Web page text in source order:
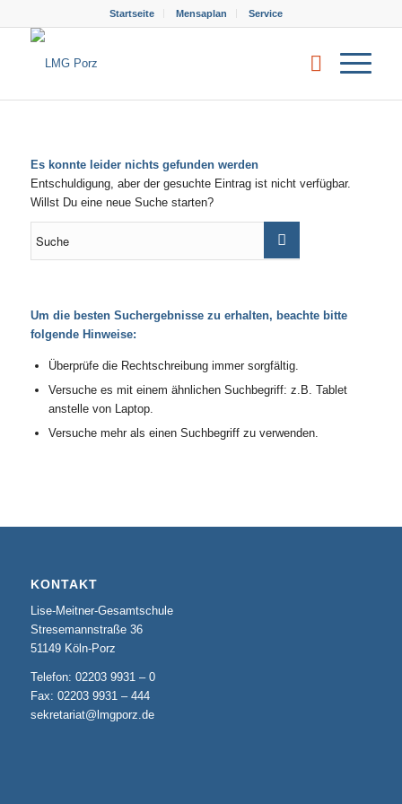
Startseite Mensaplan Service
Es konnte leider nichts gefunden werden
Entschuldigung, aber der gesuchte Eintrag ist nicht verfügbar.
Willst Du eine neue Suche starten?
Um die besten Suchergebnisse zu erhalten, beachte bitte
folgende Hinweise:
Überprüfe die Rechtschreibung immer sorgfältig.
Versuche es mit einem ähnlichen Suchbegriff: z.B. Tablet
anstelle von Laptop.
Versuche mehr als einen Suchbegriff zu verwenden.
KONTAKT
Lise-Meitner-Gesamtschule
Stresemannstraße 36
51149 Köln-Porz
Telefon: 02203 9931 – 0
Fax: 02203 9931 – 444
sekretariat@lmgporz.de